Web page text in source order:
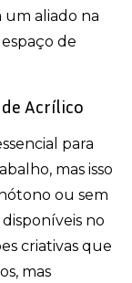
um aliado na
de
Acrílico
para
mas isso
ou sem
no
criativas que
mas